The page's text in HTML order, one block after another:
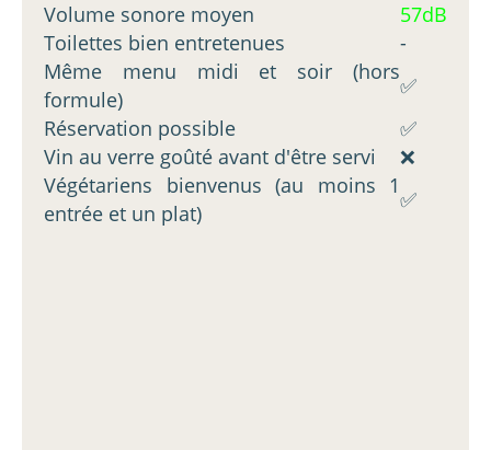
Volume sonore moyen
57dB
Toilettes bien entretenues
-
Même menu midi et soir (hors
formule)
✅
Réservation possible
✅
Vin au verre goûté avant d'être servi
❌
Végétariens bienvenus (au moins 1
entrée et un plat)
✅